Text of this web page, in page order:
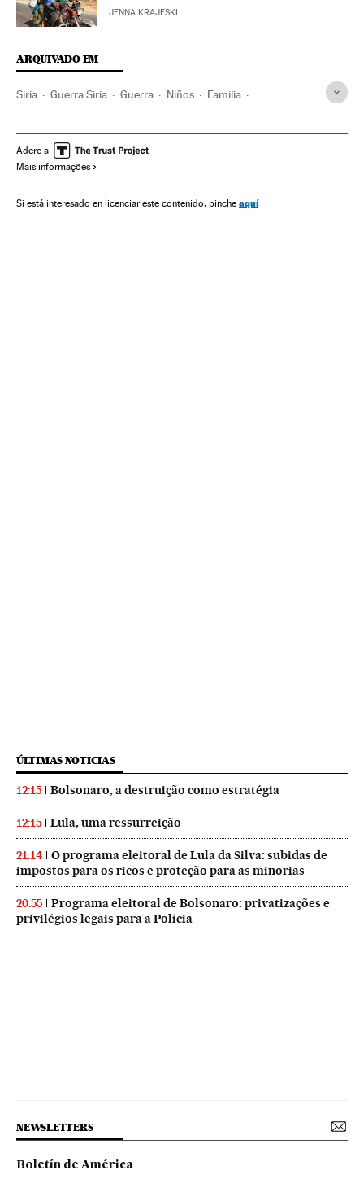
JENNA KRAJESKI
ARQUIVADO EM
Siria Guerra Siria Guerra Niños Familia
Refugiados Dictadura
Adere a
Mais informações
Si está interesado en licenciar este contenido, pinche aquí
ÚLTIMAS NOTICIAS
12:15 Bolsonaro, a destruição como estratégia
12:15 Lula, uma ressurreição
21:14
O programa eleitoral de Lula da Silva: subidas de
impostos para os ricos e proteção para as minorias
20:55
Programa eleitoral de Bolsonaro: privatizações e
privilégios legais para a Polícia
NEWSLETTERS
Boletín de América